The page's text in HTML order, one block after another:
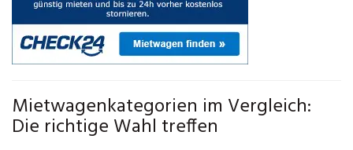
Mietwagenkategorien im Vergleich:
Die richtige Wahl treffen